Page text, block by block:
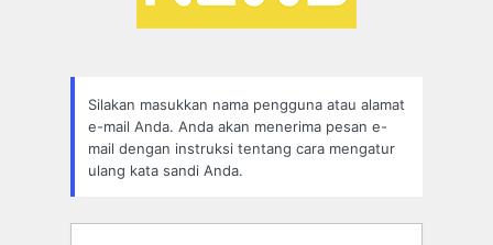
Silakan masukkan nama pengguna atau alamat
e-mail Anda. Anda akan menerima pesan e-
mail dengan instruksi tentang cara mengatur
ulang kata sandi Anda.